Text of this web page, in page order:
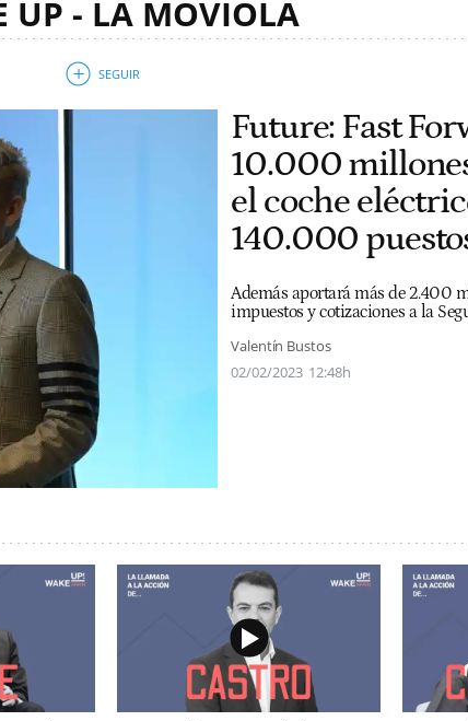
UP - LA MOVIOLA
Future: Fast
10.000
el coche
140.000
Además aportará más de 2.400
impuestos y cotizaciones a la
Valentín Bustos
02/02/2023 12:48h